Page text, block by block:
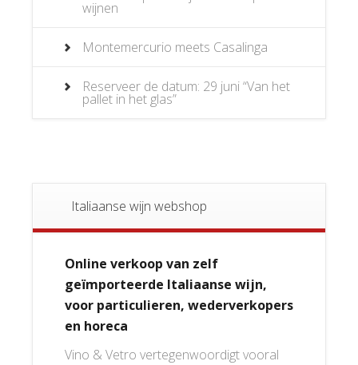
wijnen
Montemercurio meets Casalinga
Reserveer de datum: 29 juni “Van het
pallet in het glas”
Italiaanse wijn webshop
Online verkoop van zelf
geïmporteerde Italiaanse wijn,
voor particulieren, wederverkopers
en horeca
Vino & Vetro vertegenwoordigt vooral